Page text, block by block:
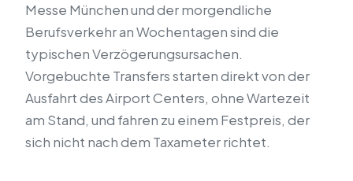
Messe München und der morgendliche
Berufsverkehr an Wochentagen sind die
typischen Verzögerungsursachen.
Vorgebuchte Transfers starten direkt von der
Ausfahrt des Airport Centers, ohne Wartezeit
am Stand, und fahren zu einem Festpreis, der
sich nicht nach dem Taxameter richtet.